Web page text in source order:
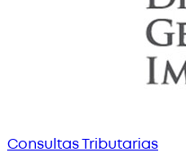
Consultas Tributarias